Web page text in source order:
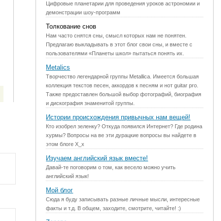
Цифровые планетарии для проведения уроков астрономии и
демонстрации шоу-программ
Толкование снов
Нам часто снятся сны, смысл которых нам не понятен.
Предлагаю выкладывать в этот блог свои сны, и вместе с
пользователями «Планеты школ» пытаться понять их.
Metalics
Творчество легендарной группы Metallica. Имеется большая
коллекция текстов песен, аккордов к песням и нот guitar pro.
Также предоставлен большой выбор фотографий, биография
и дискография знаменитой группы.
Истории происхождения привычных нам вещей!
Кто изобрел зеленку? Откуда появился Интернет? Где родина
хурмы? Вопросы на ве эти дурацкие вопросы вы найдете в
этом блоге X_х
Изучаем английский язык вместе!
Давай-те поговорим о том, как весело можно учить
английский язык!
Мой блог
Сюда я буду записывать разные личные мысли, интересные
факты и т.д. В общем, заходите, смотрите, читайте! :)